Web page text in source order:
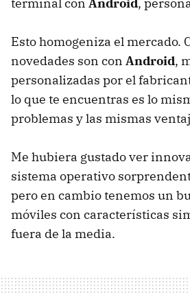
Esto homogeniza el mercado.
novedades son con Android,
personalizadas por el
lo que te encuentras es lo
problemas y las mismas
Me hubiera gustado ver
sistema operativo
pero en cambio tenemos un
móviles con características
fuera de la media.